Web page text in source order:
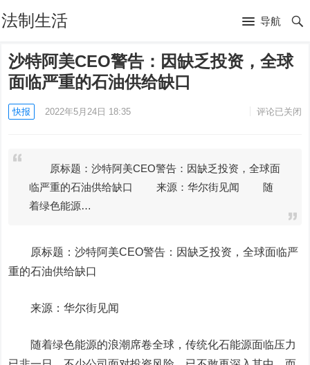
法制生活 导航
沙特阿美CEO警告：因缺乏投资，全球
面临严重的石油供给缺口
快报 2022年5月24日 18:35 评论已关闭
原标题：沙特阿美CEO警告：因缺乏投资，全球面
临严重的石油供给缺口 来源：华尔街见闻 随
着绿色能源…
原标题：沙特阿美CEO警告：因缺乏投资，全球面临严
重的石油供给缺口
来源：华尔街见闻
随着绿色能源的浪潮席卷全球，传统化石能源面临压力